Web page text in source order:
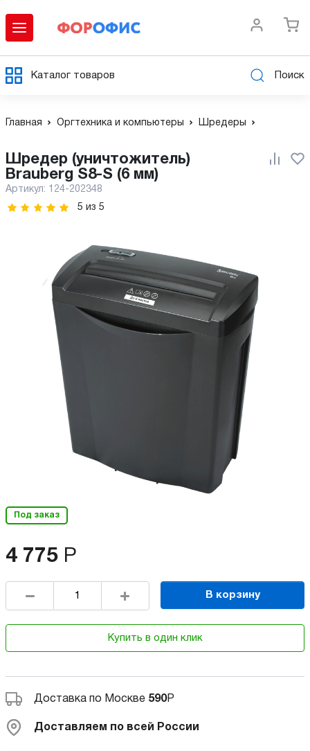
Каталог товаров Поиск
Главная Оргтехника и компьютеры Шредеры
Шредер (уничтожитель)
Brauberg S8-S (6 мм)
Артикул: 124-202348
5 из 5
Под заказ
4 775 Р
В корзину
Купить в один клик
Доставка по Москве 590Р
Доставляем по всей России